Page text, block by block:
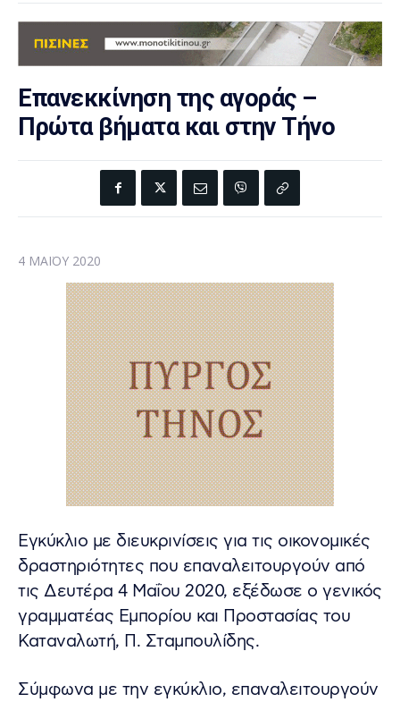
Επανεκκίνηση της αγοράς –
Πρώτα βήματα και στην Τήνο
4 ΜΑΪ́ΟΥ 2020
Εγκύκλιο με διευκρινίσεις για τις οικονομικές
δραστηριότητες που επαναλειτουργούν από
τις Δευτέρα 4 Μαΐου 2020, εξέδωσε ο γενικός
γραμματέας Εμπορίου και Προστασίας του
Καταναλωτή, Π. Σταμπουλίδης.
Σύμφωνα με την εγκύκλιο, επαναλειτουργούν